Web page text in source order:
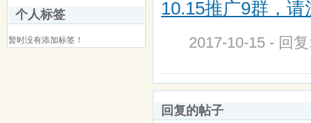
个人标签
暂时没有添加标签！
10.15推广9群，
2017-10-15 - 回
回复的帖子